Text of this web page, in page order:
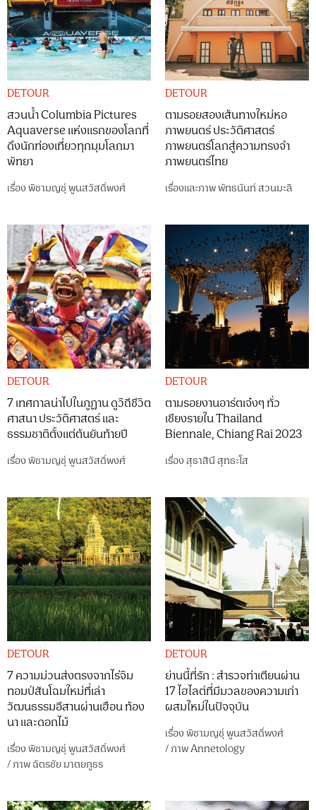
DETOUR
สวนน้ำ Columbia Pictures
Aquaverse แห่งแรกของโลกที่
ดึงนักท่องเที่ยวทุกมุมโลกมา
พัทยา
เรื่องพิชามญชุ์ พูนสวัสดิ์พงศ์
DETOUR
ตามรอยสองเส้นทางใหม่หอ
ภาพยนตร์ ประวัติศาสตร์
ภาพยนตร์โลกสู่ความทรงจำ
ภาพยนตร์ไทย
เรื่องและภาพพัทธนันท์ สวนมะลิ
DETOUR
7 เทศกาลน่าไปในภูฏาน ดูวิถีชีวิต
ศาสนา ประวัติศาสตร์ และ
ธรรมชาติตั้งแต่ต้นยันท้ายปี
เรื่องพิชามญชุ์ พูนสวัสดิ์พงศ์
DETOUR
ตามรอยงานอาร์ตเจ๋งๆ ทั่ว
เชียงรายใน Thailand
Biennale, Chiang Rai 2023
เรื่องสุธาสินี สุทธะโส
DETOUR
7 ความม่วนส่งตรงจากไร่จิม
ทอมป์สันโฉมใหม่ที่เล่า
วัฒนธรรมอีสานผ่านเฮือน ท้อง
นา และดอกไม้
เรื่องพิชามญชุ์ พูนสวัสดิ์พงศ์
/ภาพฉัตรชัย มาตยภูธร
DETOUR
ย่านนี้ที่รัก : สำรวจท่าเตียนผ่าน
17 ไฮไลต์ที่มีมวลของความเก่า
ผสมใหม่ในปัจจุบัน
เรื่องพิชามญชุ์ พูนสวัสดิ์พงศ์
/ภาพAnnetology